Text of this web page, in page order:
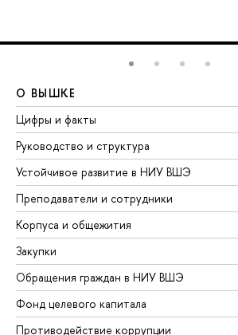
О ВЫШКЕ
Цифры и факты
Руководство и структура
Устойчивое развитие в НИУ ВШЭ
Преподаватели и сотрудники
Корпуса и общежития
Закупки
Обращения граждан в НИУ ВШЭ
Фонд целевого капитала
Противодействие коррупции